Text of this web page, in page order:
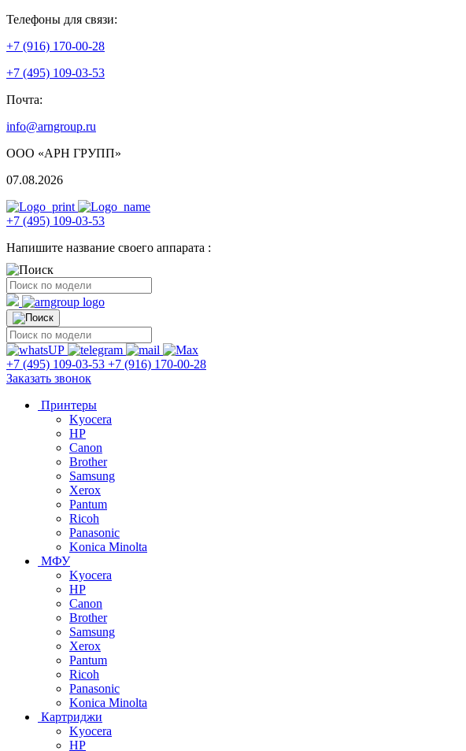
Телефоны для связи:
+7 (916) 170-00-28
+7 (495) 109-03-53
Почта:
info@arngroup.ru
ООО «АРН ГРУПП»
07.08.2026
+7 (495) 109-03-53
Напишите название своего аппарата :
+7 (495) 109-03-53 +7 (916) 170-00-28
Заказать звонок
Принтеры
Kyocera
HP
Canon
Brother
Samsung
Xerox
Pantum
Ricoh
Panasonic
Konica Minolta
МФУ
Kyocera
HP
Canon
Brother
Samsung
Xerox
Pantum
Ricoh
Panasonic
Konica Minolta
Картриджи
Kyocera
HP